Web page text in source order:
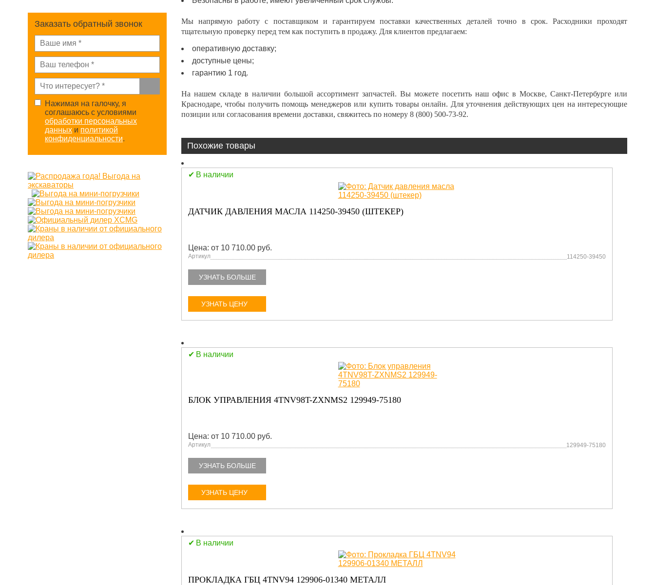
Заказать обратный звонок
Нажимая на галочку, я
соглашаюсь с условиями
обработки персональных
данных и политикой
конфиденциальности.
Мы напрямую работу с поставщиком и гарантируем поставки качественных деталей точно в срок. Расходники проходят
тщательную проверку перед тем как поступить в продажу. Для клиентов предлагаем:
оперативную доставку;
доступные цены;
гарантию 1 год.
На нашем складе в наличии большой ассортимент запчастей. Вы можете посетить наш офис в Москве, Санкт-Петербурге или
Краснодаре, чтобы получить помощь менеджеров или купитьтовары онлайн. Для уточнения действующих цен на интересующие
позиции или согласования времени доставки, свяжитесь по номеру 8 (800) 500-73-92.
Похожие товары
В наличии
ДАТЧИК ДАВЛЕНИЯ МАСЛА 114250-39450 (ШТЕКЕР)
Цена: от 10 710.00 руб.
Артикул 114250-39450
УЗНАТЬ БОЛЬШЕ
УЗНАТЬ ЦЕНУ
В наличии
БЛОК УПРАВЛЕНИЯ 4TNV98T-ZXNMS2 129949-75180
Цена: от 10 710.00 руб.
Артикул 129949-75180
УЗНАТЬ БОЛЬШЕ
УЗНАТЬ ЦЕНУ
В наличии
ПРОКЛАДКА ГБЦ 4TNV94 129906-01340 МЕТАЛЛ